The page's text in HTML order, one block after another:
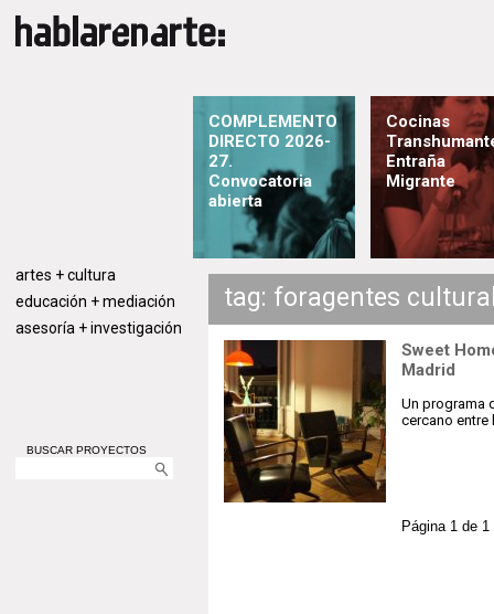
artes + cultura
educación + mediación
asesoría + investigación
BUSCAR PROYECTOS
COMPLEMENTO
DIRECTO 2026-
27.
Convocatoria
abierta
Cocinas
Entraña
Migrante
tag: foragentes
Sweet
Madrid
Un programa
cercano
Página 1 de 1